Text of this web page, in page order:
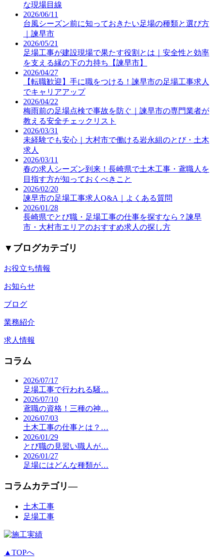
な現場目線
2026/06/11
台風シーズン前に知っておきたい足場の種類と選び方
｜諫早市
2026/05/21
足場工事が建設現場で果たす役割とは｜安全性と効率
を支える縁の下の力持ち【諫早市】
2026/04/27
【転職歓迎】手に職をつける！諫早市の足場工事求人
でキャリアアップ
2026/04/22
梅雨前の足場点検で事故を防ぐ｜諫早市の専門業者が
教える安全チェックリスト
2026/03/31
未経験でも安心｜大村市で働ける岩永組のとび・土木
求人
2026/03/11
春の求人シーズン到来！長崎県で土木工事・鳶職人を
目指す方が知っておくべきこと
2026/02/20
諫早市の足場工事求人Q&A｜よくある質問
2026/01/28
長崎県でとび職・足場工事の仕事を探すなら？諫早
市・大村市エリアのおすすめ求人の探し方
▼ ブログカテゴリ
お役立ち情報
お知らせ
ブログ
業務紹介
求人情報
コラム
2026/07/17
足場工事で行われる騒…
2026/07/10
鳶職の資格！三種の神…
2026/07/03
土木工事の仕事とは？…
2026/01/29
とび職の見習い職人が…
2026/01/27
足場にはどんな種類が…
コラムカテゴリ―
土木工事
足場工事
▲TOPへ